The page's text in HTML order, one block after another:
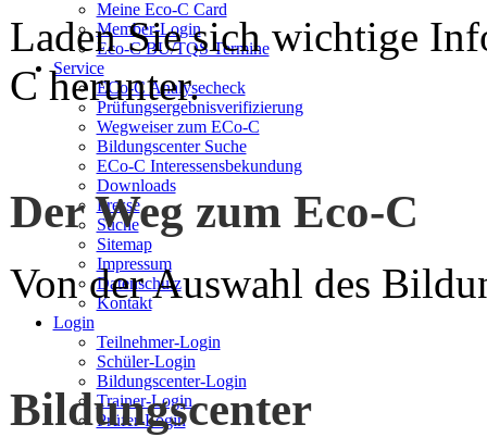
Meine Eco-C Card
Member-Login
Eco-C BU/TQS Termine
Service
ECo-C Analysecheck
Prüfungsergebnisverifizierung
Wegweiser zum ECo-C
Bildungscenter Suche
ECo-C Interessensbekundung
Downloads
Presse
Suche
Sitemap
Impressum
Datenschutz
Kontakt
Login
Teilnehmer-Login
Schüler-Login
Bildungscenter-Login
Trainer-Login
Prüfer-Login
Laden Sie sich wichtige
C herunter.
Der Weg zum Eco-C
Von der Auswahl des
Bildungscenter